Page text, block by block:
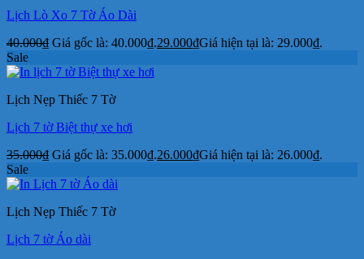
Lịch Lò Xo 7 Tờ Áo Dài
40.000₫ Giá gốc là: 40.000₫.29.000₫Giá hiện tại là: 29.000₫.
Sale
Lịch Nẹp Thiếc 7 Tờ
Lịch 7 tờ Biệt thự xe hơi
35.000₫ Giá gốc là: 35.000₫.26.000₫Giá hiện tại là: 26.000₫.
Sale
Lịch Nẹp Thiếc 7 Tờ
Lịch 7 tờ Áo dài